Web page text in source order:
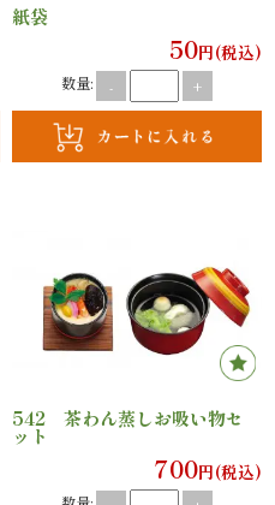
紙袋
50円(税込)
数量: - +
542 茶わん蒸しお吸い物セ
ット
700円(税込)